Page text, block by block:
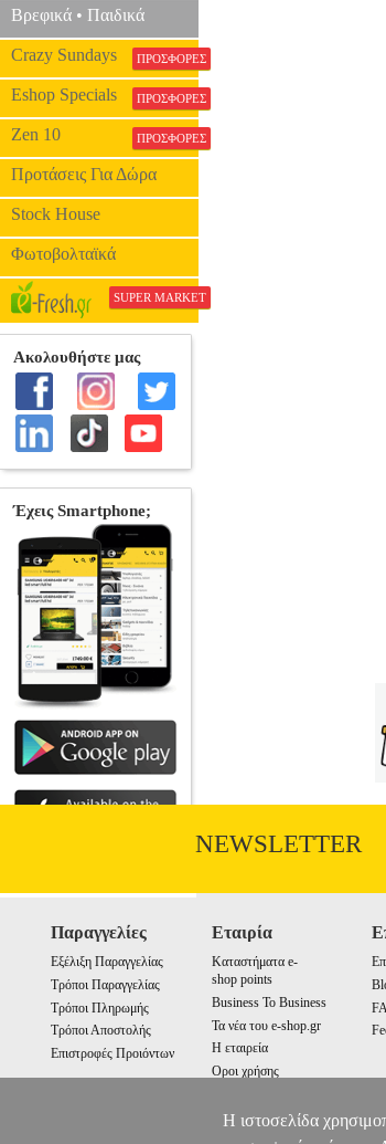
Βρεφικά • Παιδικά
Crazy Sundays ΠΡΟΣΦΟΡΕΣ
Eshop Specials ΠΡΟΣΦΟΡΕΣ
Zen 10 ΠΡΟΣΦΟΡΕΣ
Προτάσεις Για Δώρα
Stock House
Φωτοβολταϊκά
SUPER MARKET
NEWSLETTER
Παραγγελίες
Εξέλιξη Παραγγελίας
Τρόποι Παραγγελίας
Τρόποι Πληρωμής
Τρόποι Αποστολής
Επιστροφές Προιόντων
Εταιρία
Καταστήματα e-
shop points
Business To Business
Τα νέα του e-shop.gr
Η εταιρεία
Οροι χρήσης
Η ιστοσελίδα